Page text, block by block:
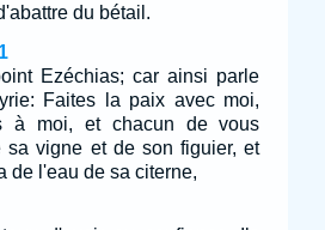
du bétail.
Ezéchias; car ainsi parle
Faites la paix avec moi,
à moi, et chacun de vous
sa vigne et de son figuier, et
de l'eau de sa citerne,